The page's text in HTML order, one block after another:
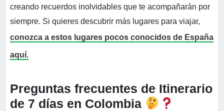
creando recuerdos inolvidables que te acompañarán por
siempre. Si quieres descubrir más lugares para viajar,
conozca a estos lugares pocos conocidos de España
aquí.
Preguntas frecuentes de Itinerario
de 7 días en Colombia